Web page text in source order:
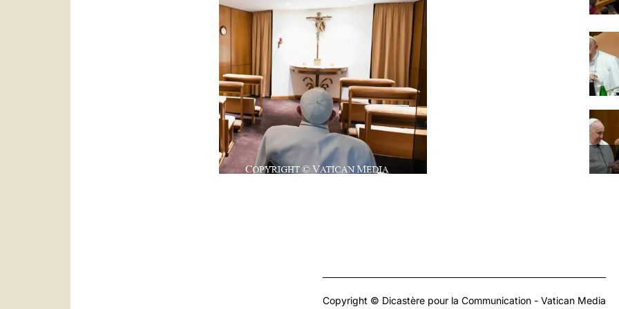
Copyright © Dicastère pour la Communication - Vatican Media